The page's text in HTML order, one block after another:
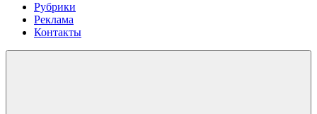
Рубрики
Реклама
Контакты